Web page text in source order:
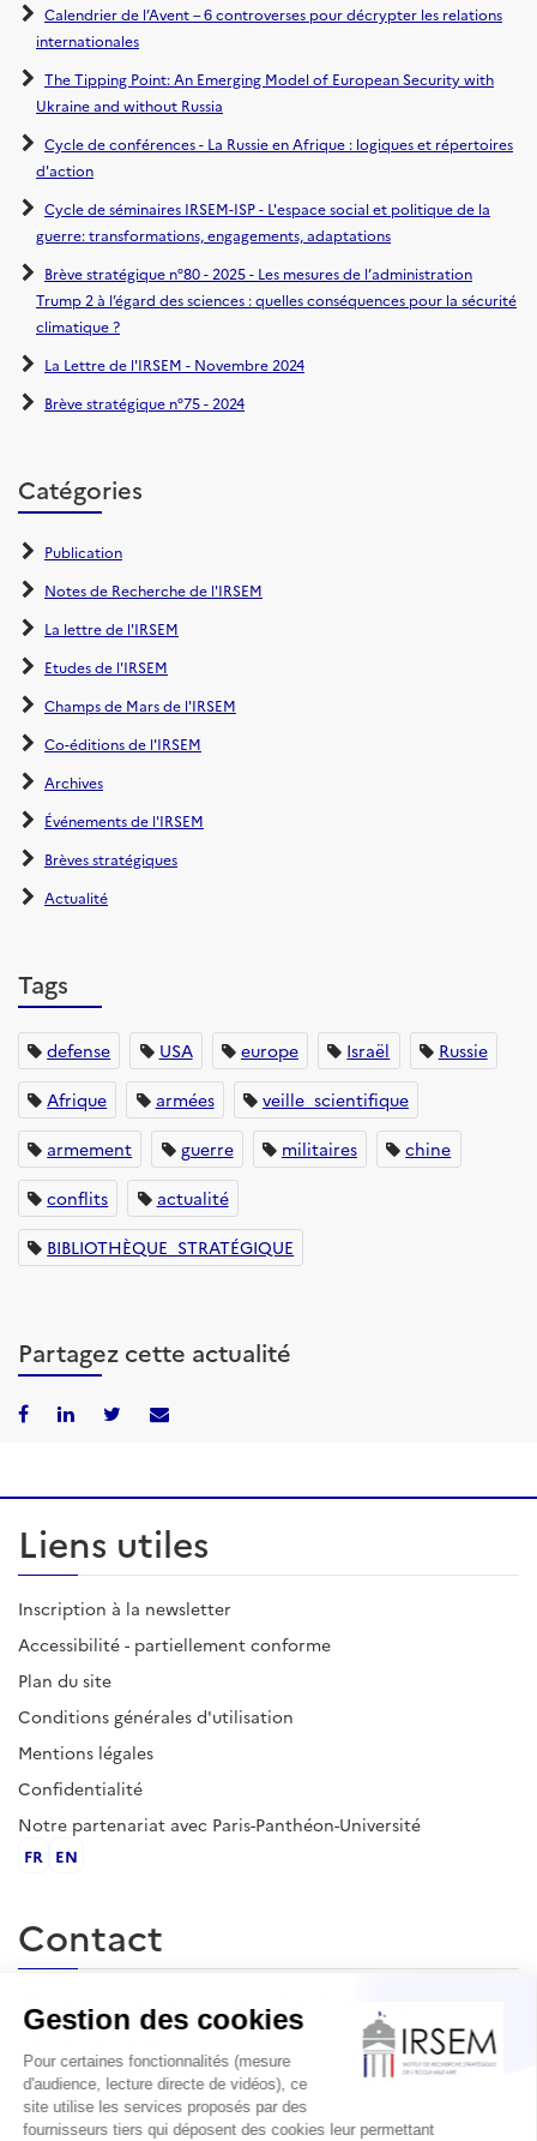
Calendrier de l’Avent – 6 controverses pour décrypter les relations
internationales
The Tipping Point: An Emerging Model of European Security with
Ukraine and without Russia
Cycle de conférences - La Russie en Afrique : logiques et répertoires
d'action
Cycle de séminaires IRSEM-ISP - L'espace social et politique de la
guerre: transformations, engagements, adaptations
Brève stratégique n°80 - 2025 - Les mesures de l’administration
Trump 2 à l’égard des sciences : quelles conséquences pour la sécurité
climatique ?
La Lettre de l'IRSEM - Novembre 2024
Brève stratégique n°75 - 2024
Catégories
Publication
Notes de Recherche de l'IRSEM
La lettre de l'IRSEM
Etudes de l'IRSEM
Champs de Mars de l'IRSEM
Co-éditions de l'IRSEM
Archives
Événements de l'IRSEM
Brèves stratégiques
Actualité
Tags
defense USA europe Israël Russie
Afrique armées veille_scientifique
armement guerre militaires chine
conflits actualité
BIBLIOTHÈQUE_STRATÉGIQUE
Partagez cette actualité
Liens utiles
Inscription à la newsletter
Accessibilité - partiellement conforme
Plan du site
Conditions générales d'utilisation
Mentions légales
Confidentialité
Notre partenariat avec Paris-Panthéon-Université
FR EN
Contact
L'IRSEM